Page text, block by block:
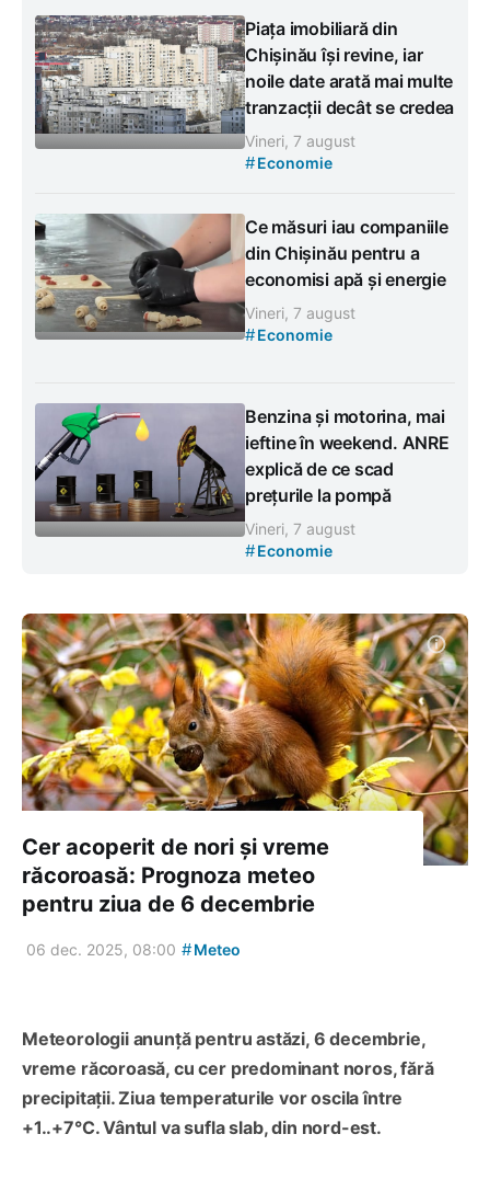
Piața imobiliară din
Chișinău își revine, iar
noile date arată mai multe
tranzacții decât se credea
Vineri, 7 august
#Economie
Ce măsuri iau companiile
din Chișinău pentru a
economisi apă și energie
Vineri, 7 august
#Economie
Benzina și motorina, mai
ieftine în weekend. ANRE
explică de ce scad
prețurile la pompă
Vineri, 7 august
#Economie
Cer acoperit de nori și vreme
răcoroasă: Prognoza meteo
pentru ziua de 6 decembrie
06 dec. 2025, 08:00 #Meteo
Meteorologii anunță pentru astăzi, 6 decembrie,
vreme răcoroasă, cu cer predominant noros, fără
precipitații. Ziua temperaturile vor oscila între
+1..+7°C. Vântul va sufla slab, din nord-est.